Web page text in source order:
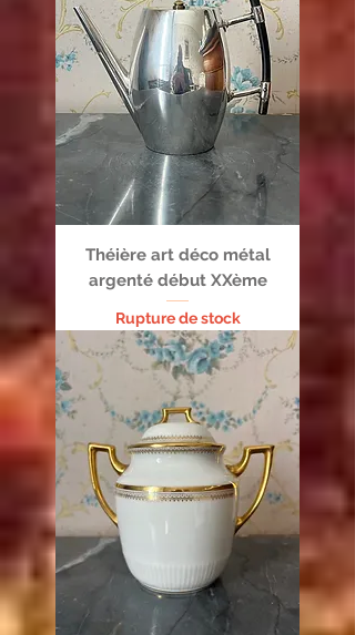
Théière art déco métal
argenté début XXème
Rupture de stock